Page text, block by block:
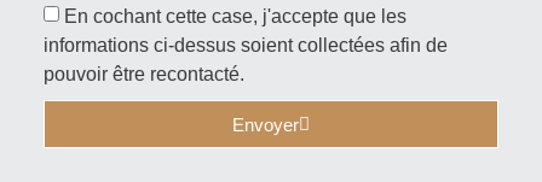
En cochant cette case, j'accepte que les
informations ci-dessus soient collectées afin de
pouvoir être recontacté.
Envoyer